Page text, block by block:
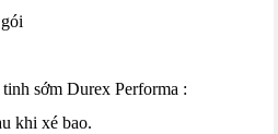
sớm Durex Performa :
khi xé bao.